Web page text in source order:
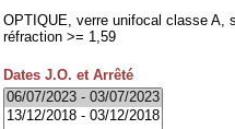
OPTIQUE, verre unifocal classe A,
réfraction >= 1,59
Dates J.O. et Arrêté